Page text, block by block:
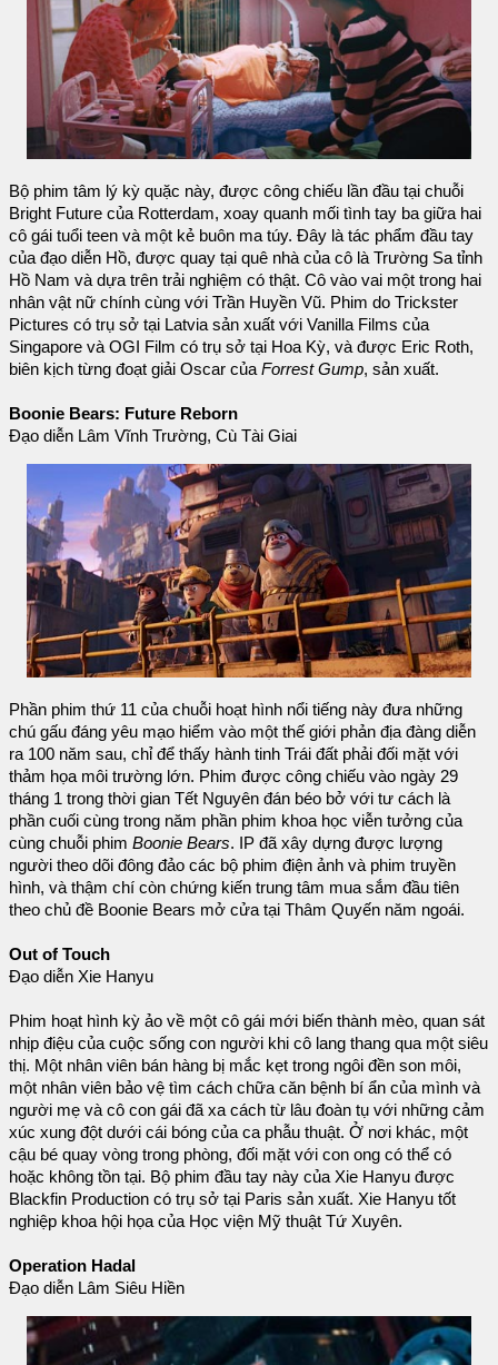
Bộ phim tâm lý kỳ quặc này, được công chiếu lần đầu tại chuỗi
Bright Future của Rotterdam, xoay quanh mối tình tay ba giữa hai
cô gái tuổi teen và một kẻ buôn ma túy. Đây là tác phẩm đầu tay
của đạo diễn Hồ, được quay tại quê nhà của cô là Trường Sa tỉnh
Hồ Nam và dựa trên trải nghiệm có thật. Cô vào vai một trong hai
nhân vật nữ chính cùng với Trần Huyền Vũ. Phim do Trickster
Pictures có trụ sở tại Latvia sản xuất với Vanilla Films của
Singapore và OGI Film có trụ sở tại Hoa Kỳ, và được Eric Roth,
biên kịch từng đoạt giải Oscar củaForrest Gump, sản xuất.
Boonie Bears: Future Reborn
Đạo diễn Lâm Vĩnh Trường, Cù Tài Giai
Phần phim thứ 11 của chuỗi hoạt hình nổi tiếng này đưa những
chú gấu đáng yêu mạo hiểm vào một thế giới phản địa đàng diễn
ra 100 năm sau, chỉ để thấy hành tinh Trái đất phải đối mặt với
thảm họa môi trường lớn. Phim được công chiếu vào ngày 29
tháng 1 trong thời gian Tết Nguyên đán béo bở với tư cách là
phần cuối cùng trong năm phần phim khoa học viễn tưởng của
cùng chuỗi phim Boonie Bears. IP đã xây dựng được lượng
người theo dõi đông đảo các bộ phim điện ảnh và phim truyền
hình, và thậm chí còn chứng kiến ​​trung tâm mua sắm đầu tiên
theo chủ đề Boonie Bears mở cửa tại Thâm Quyến năm ngoái.
Out of Touch
Đạo diễn Xie Hanyu
Phim hoạt hình kỳ ảo về một cô gái mới biến thành mèo, quan sát
nhịp điệu của cuộc sống con người khi cô lang thang qua một siêu
thị. Một nhân viên bán hàng bị mắc kẹt trong ngôi đền son môi,
một nhân viên bảo vệ tìm cách chữa căn bệnh bí ẩn của mình và
người mẹ và cô con gái đã xa cách từ lâu đoàn tụ với những cảm
xúc xung đột dưới cái bóng của ca phẫu thuật. Ở nơi khác, một
cậu bé quay vòng trong phòng, đối mặt với con ong có thể có
hoặc không tồn tại. Bộ phim đầu tay này của Xie Hanyu được
Blackfin Production có trụ sở tại Paris sản xuất. Xie Hanyu tốt
nghiệp khoa hội họa của Học viện Mỹ thuật Tứ Xuyên.
Operation Hadal
Đạo diễn Lâm Siêu Hiền